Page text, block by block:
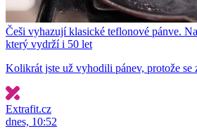
Češi vyhazují klasické teflonové pánve.
který vydrží i 50 let
Kolikrát jste už vyhodili pánev, protože
Extrafit.cz
dnes, 10:52